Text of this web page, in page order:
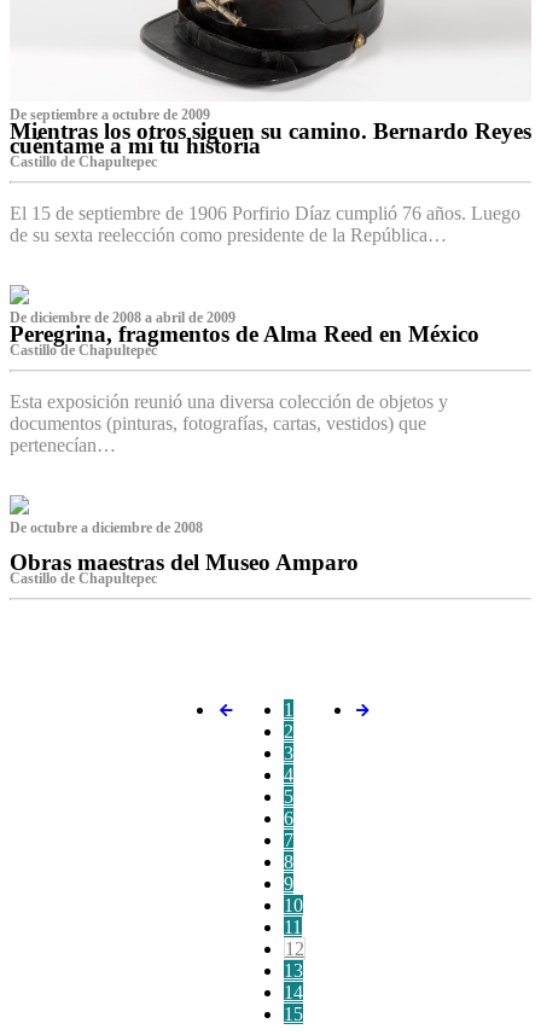
De septiembre a octubre de 2009
Mientras los otros siguen su camino. Bernardo Reyes
cuéntame a mí tu historia
Castillo de Chapultepec
El 15 de septiembre de 1906 Porfirio Díaz cumplió 76 años. Luego
de su sexta reelección como presidente de la República…
De diciembre de 2008 a abril de 2009
Peregrina, fragmentos de Alma Reed en México
Castillo de Chapultepec
Esta exposición reunió una diversa colección de objetos y
documentos (pinturas, fotografías, cartas, vestidos) que
pertenecían…
De octubre a diciembre de 2008
Obras maestras del Museo Amparo
Castillo de Chapultepec
1
2
3
4
5
6
7
8
9
10
11
12
13
14
15